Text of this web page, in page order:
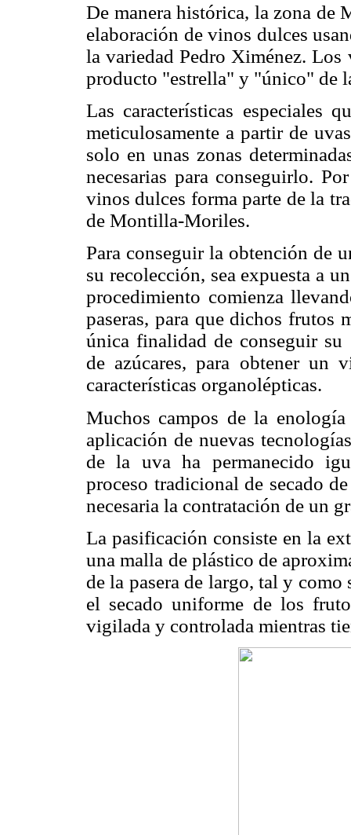
De manera histórica, la zona de
elaboración de vinos dulces
la variedad Pedro Ximénez.
producto "estrella" y "único" de
Las características especiales
meticulosamente a partir de
solo en unas zonas
necesarias para conseguirlo.
vinos dulces forma parte de la
de Montilla-Moriles.
Para conseguir la obtención de
su recolección, sea expuesta a
procedimiento comienza
paseras, para que dichos frutos
única finalidad de conseguir su
de azúcares, para obtener un
características organolépticas.
Muchos campos de la
aplicación de nuevas
de la uva ha permanecido
proceso tradicional de secado
necesaria la contratación de un
La pasificación consiste en la
una malla de plástico de
de la pasera de largo, tal y como
el secado uniforme de los
vigilada y controlada mientras